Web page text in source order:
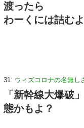
渡ったら
わーくには詰む
31: ウィズコロナの名無し
「新幹線大爆破
態かもよ？